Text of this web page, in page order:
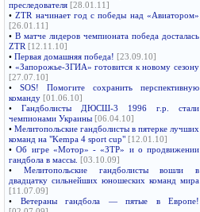
преследователя [28.01.11]
•ZTR начинает год с победы над «Авиатором»
[26.01.11]
• В матче лидеров чемпионата победа досталась
ZTR [12.11.10]
• Первая домашняя победа! [23.09.10]
• «Запорожье-ЗГИА» готовится к новому сезону
[27.07.10]
• SOS! Помогите сохранить перспективную
команду [01.06.10]
• Гандболисты ДЮСШ-3 1996 г.р. стали
чемпионами Украины [06.04.10]
• Мелитопольские гандболисты в пятерке лучших
команд на "Kempa 4 sport cup" [12.01.10]
•Об игре «Мотор» - «ЗТР» и о продвижении
гандбола в массы.
[03.10.09]
• Мелитопольские гандболисты вошли в
двадцатку сильнейших юношеских команд мира
[11.07.09]
• Ветераны гандбола — пятые в Европе!